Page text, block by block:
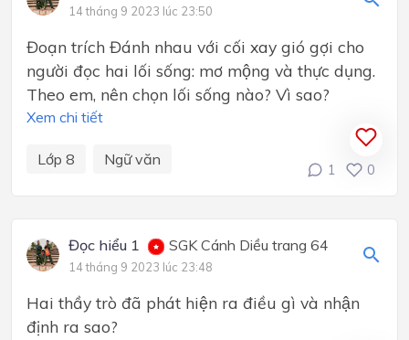
14 tháng 9 2023 lúc 23:50
Đoạn trích Đánh nhau với cối xay gió gợi cho
người đọc hai lối sống: mơ mộng và thực dụng.
Theo em, nên chọn lối sống nào? Vì sao?
Xem chi tiết
Lớp 8 Ngữ văn
1 0
Đọc hiểu 1 SGK Cánh Diều trang 64
14 tháng 9 2023 lúc 23:48
Hai thầy trò đã phát hiện ra điều gì và nhận
định ra sao?